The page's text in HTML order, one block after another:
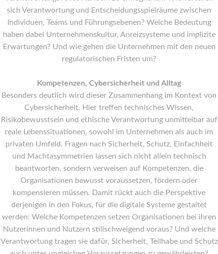
sich Verantwortung und Entscheidungsspielräume zwischen
Individuen, Teams und Führungsebenen? Welche Bedeutung
haben dabei Unternehmenskultur, Anreizsysteme und implizite
Erwartungen? Und wie gehen die Unternehmen mit den neuen
regulatorischen Fristen um?
Kompetenzen, Cybersicherheit und Alltag
Besonders deutlich wird dieser Zusammenhang im Kontext von
Cybersicherheit. Hier treffen technisches Wissen,
Risikobewusstsein und ethische Verantwortung unmittelbar auf
reale Lebenssituationen, sowohl im Unternehmen als auch im
privaten Umfeld. Fragen nach Sicherheit, Schutz, Einfachheit
und Machtasymmetrien lassen sich nicht allein technisch
beantworten, sondern verweisen auf Kompetenzen, die
Organisationen bewusst voraussetzen, fördern oder
kompensieren müssen. Damit rückt auch die Perspektive
derjenigen in den Fokus, für die digitale Systeme gestaltet
werden: Welche Kompetenzen setzen Organisationen bei ihren
Nutzerinnen und Nutzern stillschweigend voraus? Und welche
Verantwortung tragen sie dafür, Sicherheit, Teilhabe und Schutz